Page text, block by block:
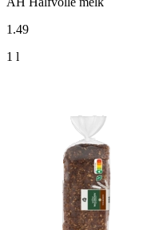
1 .49
1 l